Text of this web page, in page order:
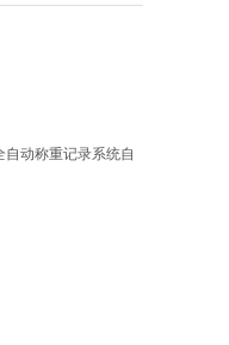
动称重记录系统自